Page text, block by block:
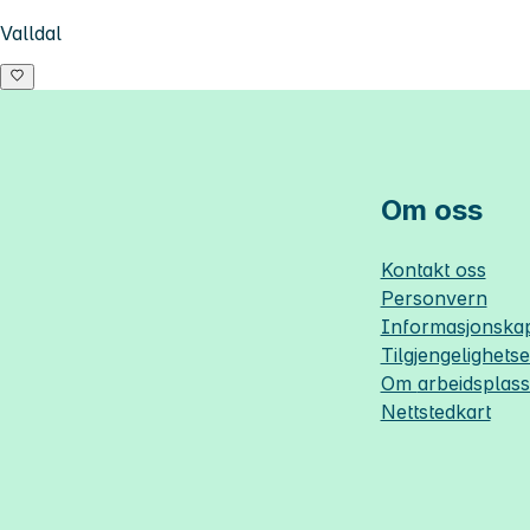
Valldal
Om oss
Kontakt oss
Personvern
Om
Nettstedkart